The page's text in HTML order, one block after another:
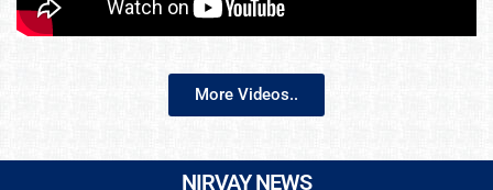
More Videos..
NIRVAY NEWS